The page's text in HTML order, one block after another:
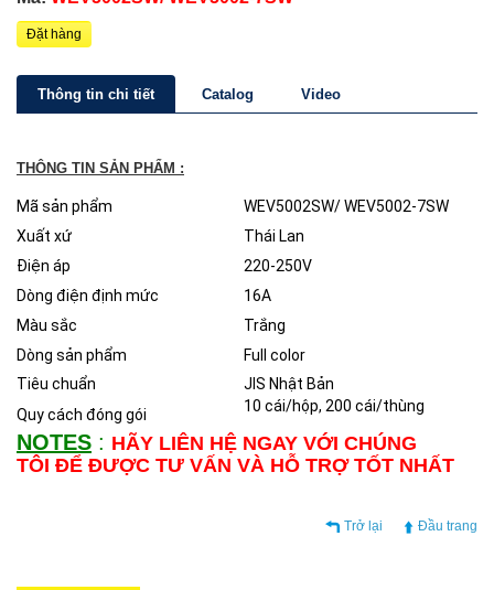
Đặt hàng
Thông tin chi tiết Catalog Video
THÔNG TIN SẢN PHẨM :
Mã sản phẩm
WEV5002SW/ WEV5002-7SW
Xuất xứ
Thái Lan
Điện áp
220-250V
Dòng điện định mức
16A
Màu sắc
Trắng
Dòng sản phẩm
Full color
Tiêu chuẩn
JIS Nhật Bản
Quy cách đóng gói
10 cái/hộp, 200 cái/thùng
NOTES : HÃY LIÊN HỆ NGAY VỚI CHÚNG
TÔI ĐỂ ĐƯỢC TƯ VẤN VÀ HỖ TRỢ TỐT NHẤT
Trở lại Đầu trang